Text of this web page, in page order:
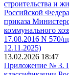
строительства и
Российской
приказа
коммунального
17.08.2016 N 570/
12.11.2025)
13.02.2026 18:47
Приложение № 3.